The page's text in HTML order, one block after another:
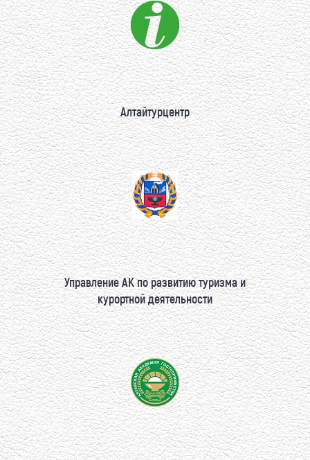
Алтайтурцентр
Управление АК по развитию туризма и
курортной деятельности